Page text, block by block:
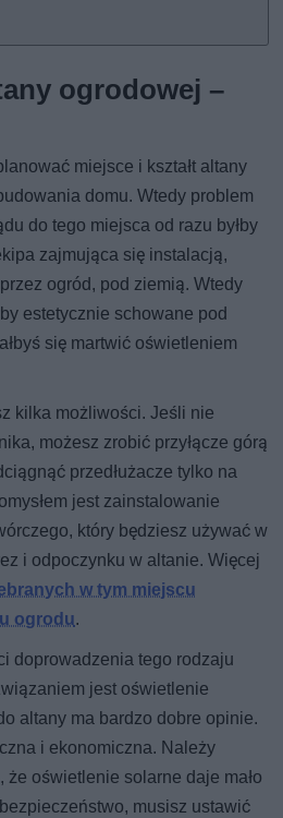
ogrodowej –
miejsce i kształt altany
domu. Wtedy problem
do tego miejsca od razu byłby
zajmująca się instalacją,
ogród, pod ziemią. Wtedy
estetycznie schowane pod
się martwić oświetleniem
kilka możliwości. Jeśli nie
możesz zrobić przyłącze górą
przedłużacze tylko na
jest zainstalowanie
który będziesz używać w
i odpoczynku w altanie. Więcej
w tym miejscu
ogrodu.
doprowadzenia tego rodzaju
jest oświetlenie
altany ma bardzo dobre opinie.
i ekonomiczna. Należy
że oświetlenie solarne daje mało
musisz ustawić